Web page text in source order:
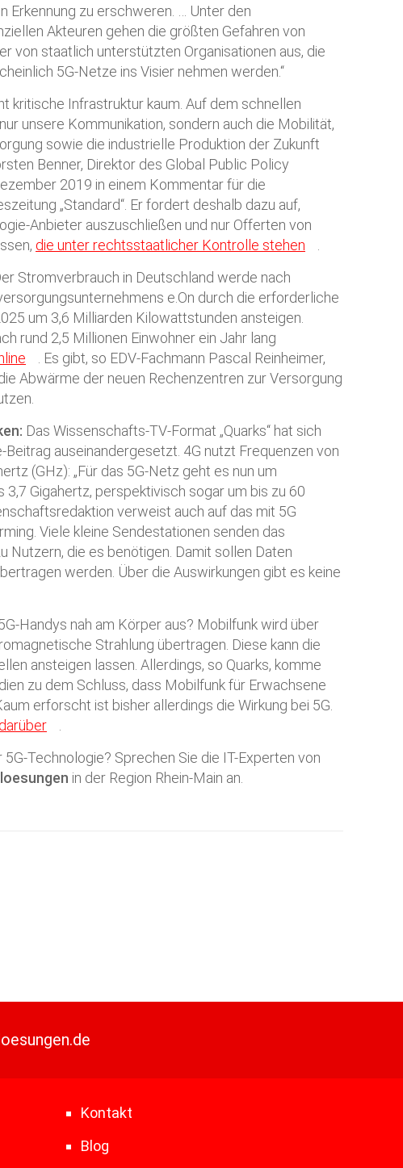
Erkennung zu erschweren. … Unter den
Akteuren gehen die größten Gefahren von
von staatlich unterstützten Organisationen aus, die
5G-Netze ins Visier nehmen werden.“
kritische Infrastruktur kaum. Auf dem schnellen
unsere Kommunikation, sondern auch die Mobilität,
sowie die industrielle Produktion der Zukunft
Benner, Direktor des Global Public Policy
2019 in einem Kommentar für die
„Standard“. Er fordert deshalb dazu auf,
Anbieter auszuschließen und nur Offerten von
die unter rechtsstaatlicher Kontrolle stehen
Stromverbrauch in Deutschland werde nach
e.On durch die erforderliche
um 3,6 Milliarden Kilowattstunden ansteigen.
rund 2,5 Millionen Einwohner ein Jahr lang
. Es gibt, so EDV-Fachmann Pascal Reinheimer,
Abwärme der neuen Rechenzentren zur Versorgung
Das Wissenschafts-TV-Format „Quarks“ hat sich
Beitrag auseinandergesetzt. 4G nutzt Frequenzen von
(GHz): „Für das 5G-Netz geht es nun um
3,7 Gigahertz, perspektivisch sogar um bis zu 60
verweist auch auf das mit 5G
Viele kleine Sendestationen senden das
Nutzern, die es benötigen. Damit sollen Daten
werden. Über die Auswirkungen gibt es keine
Handys nah am Körper aus? Mobilfunk wird über
Strahlung übertragen. Diese kann die
ansteigen lassen. Allerdings, so Quarks, komme
zu dem Schluss, dass Mobilfunk für Erwachsene
erforscht ist bisher allerdings die Wirkung bei 5G.
5G-Technologie? Sprechen Sie die IT-Experten von
in der Region Rhein-Main an.
Kontakt
Blog